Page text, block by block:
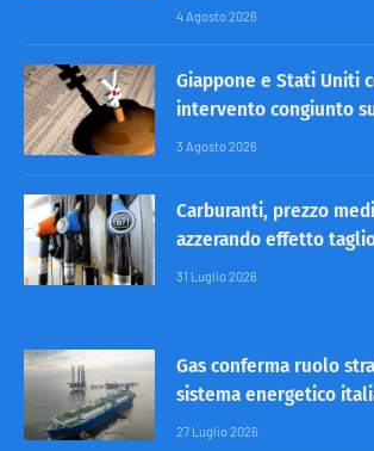
4 Agosto 2026
Giappone e Stati Uniti
intervento congiunto
3 Agosto 2026
Carburanti, prezzo
azzerando effetto
31 Luglio 2026
Gas conferma ruolo
sistema energetico
27 Luglio 2026